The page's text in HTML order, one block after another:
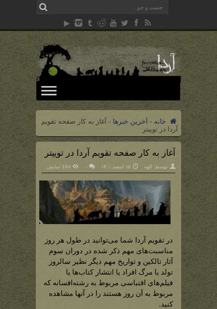
خانه - آخرین خبرها - آغاز به کار صفحه تقویم
آردا در توییتر
آغاز به کار صفحه تقویم آردا در توییتر
توسط: الوه ۱۵ اسفند ۱۴۰۱ ۰ 164 نمایش
در تقویم آردا شما می‌توانید در طول هر روز
مناسبت‌های مهم ذکر شده در دوران سوم
آثار تالکین و تواریخ مهم دیگر نظیر سالروز
تولد یا مرگ افراد یا انتشار کتاب‌ها یا
فیلم‌های اقتباسی مربوط به رشته‌افسانه که
مربوط به آن روز هستند را در آنها مشاهده
کنید.